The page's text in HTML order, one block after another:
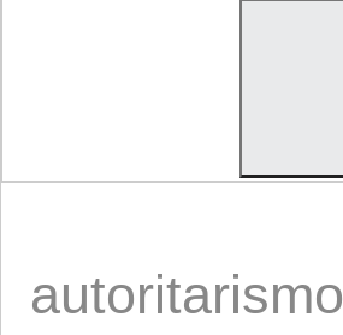
autoritarismo